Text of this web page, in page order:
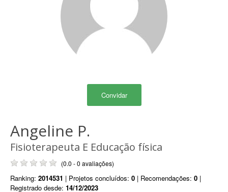
Convidar
Angeline P.
Fisioterapeuta E Educação física
(0.0 - 0 avaliações)
Ranking: 2014531 | Projetos concluídos: 0 | Recomendações: 0 |
Registrado desde: 14/12/2023